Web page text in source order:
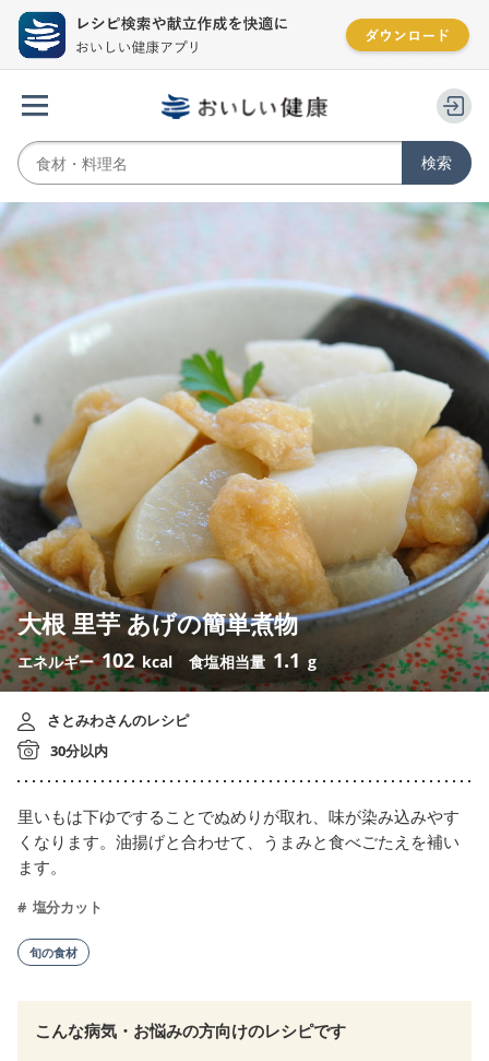
大根 里芋 あげの簡単煮物
エネルギー102 kcal 食塩相当量 1.1 g
さとみわさんのレシピ
30分以内
里いもは下ゆですることでぬめりが取れ、味が染み込みやす
くなります。油揚げと合わせて、うまみと食べごたえを補い
ます。
塩分カット
旬の食材
こんな病気・お悩みの方向けのレシピです